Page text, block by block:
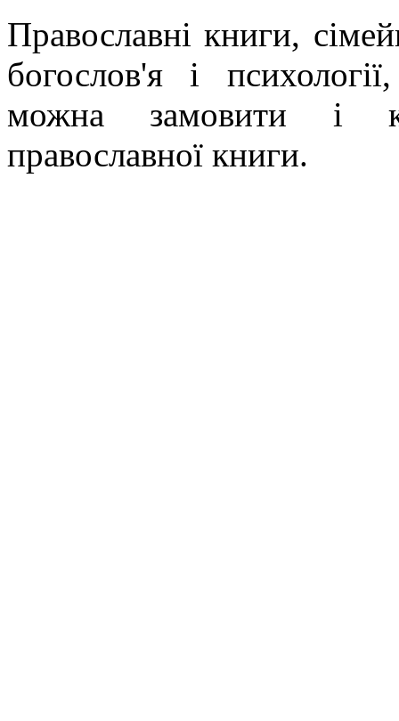
Православні книги,
богослов'я і
можна замовити і
православної книги.